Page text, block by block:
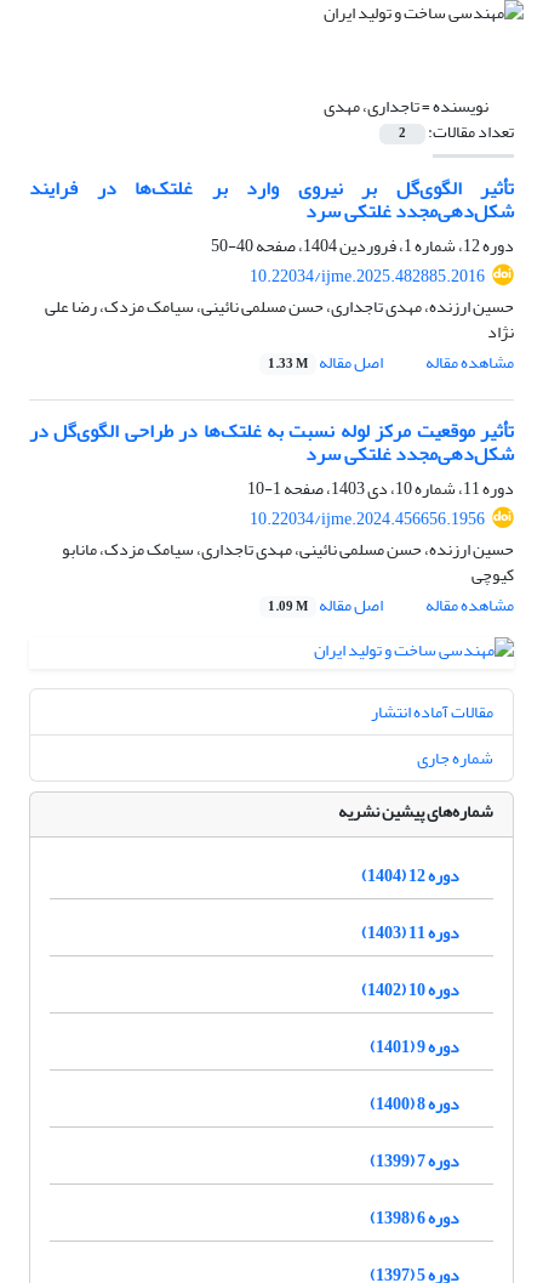
نویسنده =تاجداری، مهدی
تعداد مقالات: 2
تأثیر الگوی‌گل بر نیروی وارد بر غلتک‌ها در فرایند
شکل‌دهی‌مجدد غلتکی سرد
دوره 12، شماره 1، فروردین 1404، صفحه
40-50
10.22034/ijme.2025.482885.2016
حسین ارزنده، مهدی تاجداری، حسن مسلمی نائینی، سیامک مزدک، رضا علی
نژاد
مشاهده مقاله
اصل مقاله 1.33 M
تأثیر موقعیت مرکز لوله نسبت به غلتک‌ها در طراحی الگوی‌گل در
شکل‌دهی‌مجدد غلتکی سرد
دوره 11، شماره 10، دی 1403، صفحه
1-10
10.22034/ijme.2024.456656.1956
حسین ارزنده، حسن مسلمی نائینی، مهدی تاجداری، سیامک مزدک، مانابو
کیوچی
مشاهده مقاله
اصل مقاله 1.09 M
مقالات آماده انتشار
شماره جاری
شماره‌های پیشین نشریه
دوره 12 (1404)
دوره 11 (1403)
دوره 10 (1402)
دوره 9 (1401)
دوره 8 (1400)
دوره 7 (1399)
دوره 6 (1398)
دوره 5 (1397)